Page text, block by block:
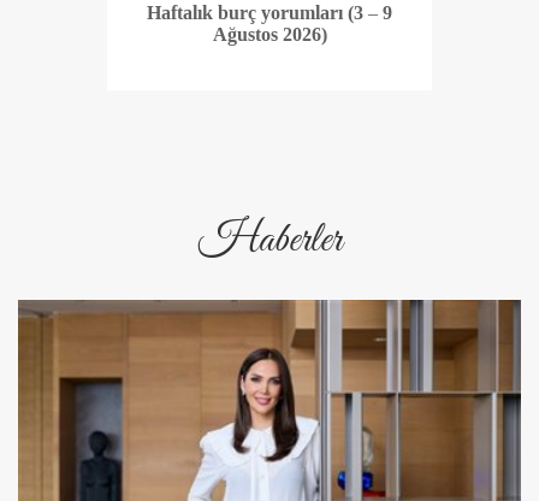
Haftalık burç yorumları (3 – 9
Ağustos 2026)
Haberler